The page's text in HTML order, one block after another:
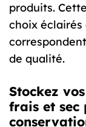
produits.
choix éclairés
de qualité.
Stockez
frais et sec